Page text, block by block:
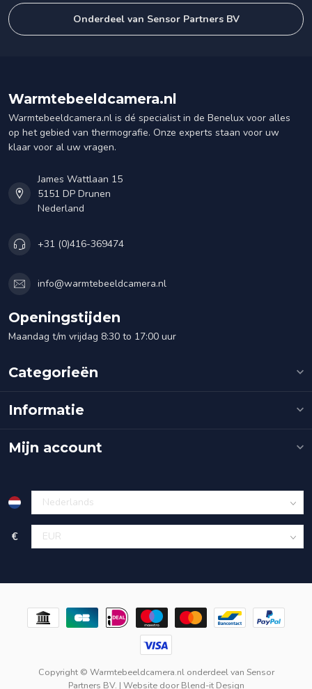
Onderdeel van Sensor Partners BV
Warmtebeeldcamera.nl
Warmtebeeldcamera.nl is dé specialist in de Benelux voor alles
op het gebied van thermografie. Onze experts staan voor uw
klaar voor al uw vragen.
James Wattlaan 15
5151 DP Drunen
Nederland
+31 (0)416-369474
info@warmtebeeldcamera.nl
Openingstijden
Maandag t/m vrijdag 8:30 to 17:00 uur
Categorieën
Informatie
Mijn account
€
Copyright © Warmtebeeldcamera.nl onderdeel van Sensor
Partners BV. | Website doorBlend-it Design